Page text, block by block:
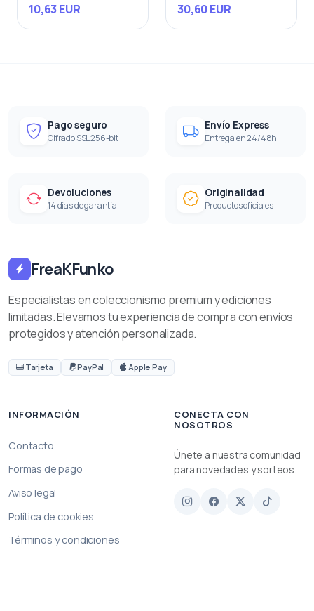
10,63 EUR 30,60 EUR
Pago seguro
Cifrado SSL 256-bit
Envío Express
Entrega en 24/48h
Devoluciones
14 días de garantía
Originalidad
Productos oficiales
FreaKFunko
Especialistas en coleccionismo premium y ediciones
limitadas. Elevamos tu experiencia de compra con envíos
protegidos y atención personalizada.
Tarjeta PayPal Apple Pay
INFORMACIÓN
Contacto
Formas de pago
Aviso legal
Política de cookies
Términos y condiciones
CONECTA CON
NOSOTROS
Únete a nuestra comunidad
para novedades y sorteos.